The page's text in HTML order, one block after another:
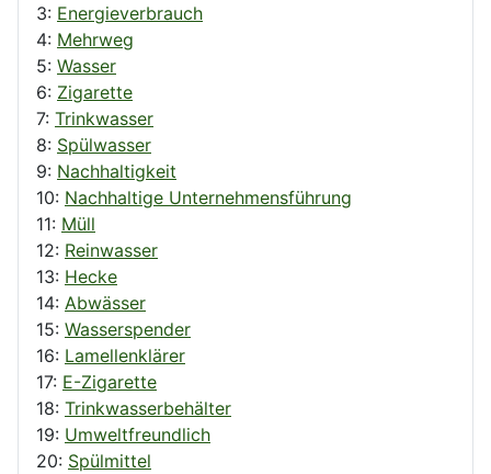
3: Energieverbrauch
4: Mehrweg
5: Wasser
6: Zigarette
7: Trinkwasser
8: Spülwasser
9: Nachhaltigkeit
10: Nachhaltige Unternehmensführung
11: Müll
12: Reinwasser
13: Hecke
14: Abwässer
15: Wasserspender
16: Lamellenklärer
17: E-Zigarette
18: Trinkwasserbehälter
19: Umweltfreundlich
20: Spülmittel